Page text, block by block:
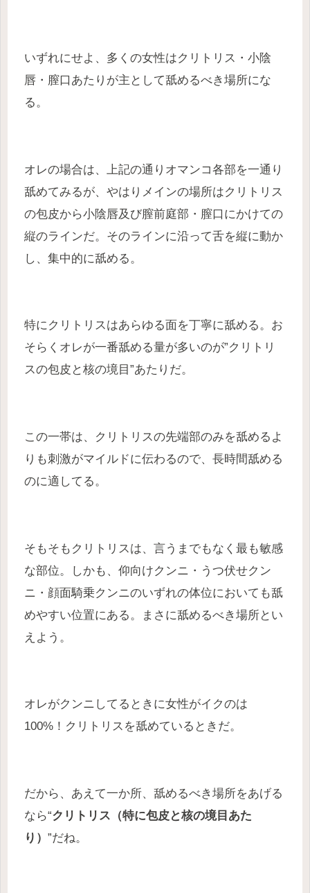
いずれにせよ、多くの女性はクリトリス・小陰
唇・膣口あたりが主として舐めるべき場所にな
る。
オレの場合は、上記の通りオマンコ各部を一通り
舐めてみるが、やはりメインの場所はクリトリス
の包皮から小陰唇及び膣前庭部・膣口にかけての
縦のラインだ。そのラインに沿って舌を縦に動か
し、集中的に舐める。
特にクリトリスはあらゆる面を丁寧に舐める。お
そらくオレが一番舐める量が多いのが”クリトリ
スの包皮と核の境目”あたりだ。
この一帯は、クリトリスの先端部のみを舐めるよ
りも刺激がマイルドに伝わるので、長時間舐める
のに適してる。
そもそもクリトリスは、言うまでもなく最も敏感
な部位。しかも、仰向けクンニ・うつ伏せクン
ニ・顔面騎乗クンニのいずれの体位においても舐
めやすい位置にある。まさに舐めるべき場所とい
えよう。
オレがクンニしてるときに女性がイクのは
100%！クリトリスを舐めているときだ。
だから、あえて一か所、舐めるべき場所をあげる
なら“クリトリス（特に包皮と核の境目あた
り） ”だね。